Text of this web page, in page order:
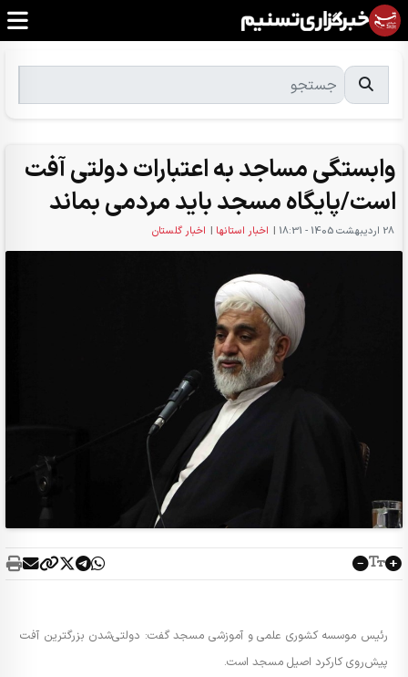
وابستگی مساجد به اعتبارات دولتی آفت
است/پایگاه مسجد باید مردمی بماند
28 ارديبهشت 1405 - 18:31 | اخبار استانها | اخبار گلستان
رئیس موسسه کشوری علمی و آموزشی مسجد گفت: دولتی‌شدن بزرگترین آفت
پیش‌روی کارکرد اصیل مسجد است.